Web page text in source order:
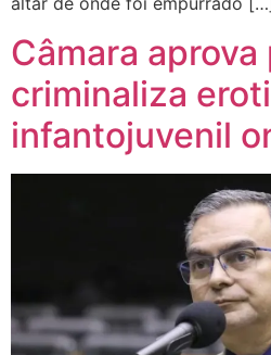
Câmara
criminaliza
infantojuvenil